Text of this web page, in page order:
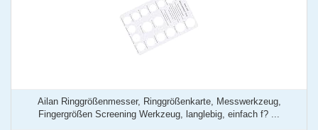
Ailan Ringgrößenmesser, Ringgrößenkarte, Messwerkzeug,
Fingergrößen Screening Werkzeug, langlebig, einfach f? ...